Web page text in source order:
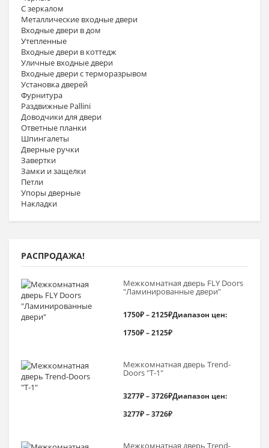
С зеркалом
Металлические входные двери
Входные двери в дом
Утепленные
Входные двери в коттедж
Уличные входные двери
Входные двери с терморазрывом
Установка дверей
Фурнитура
Раздвижные Pallini
Доводчики для двери
Ответные планки
Шпингалеты
Дверные ручки
Завертки
Замки и защелки
Петли
Упоры дверные
Накладки
РАСПРОДАЖА!
Межкомнатная дверь FLY Doors
"Ламинированные двери"
1750₽–2125₽Диапазон цен:
1750₽ – 2125₽
Межкомнатная дверь Trend-
Doоrs "Т-1"
3277₽–3726₽Диапазон цен:
3277₽ – 3726₽
Межкомнатная дверь Trend-